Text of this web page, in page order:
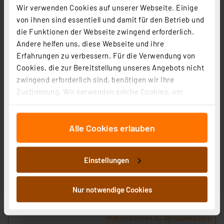
Wir verwenden Cookies auf unserer Webseite. Einige
von ihnen sind essentiell und damit für den Betrieb und
die Funktionen der Webseite zwingend erforderlich.
Andere helfen uns, diese Webseite und ihre
Erfahrungen zu verbessern. Für die Verwendung von
Cookies, die zur Bereitstellung unseres Angebots nicht
zwingend erforderlich sind, benötigen wir Ihre
Zustimmung. Wir verwenden solche Cookies, um
für soziale Medien anbieten zu können und die Zugriffe
auf unsere Website zu analysieren. Außerdem geben
wir Informationen zu Ihrer Verwendung unserer Website
an unsere Partner für soziale Medien, Werbung und
Analysen weiter. Unsere Partner führen diese
Informationen möglicherweise mit weiteren Daten
zusammen, die Sie ihnen bereitgestellt haben oder die
sie im Rahmen Ihrer Nutzung der Dienste gesammelt
Alle Cookies erlauben
Einstellungen
Nur notwendige Cookies
Artikel-Nr. 258163
Informationen zu Versandkosten